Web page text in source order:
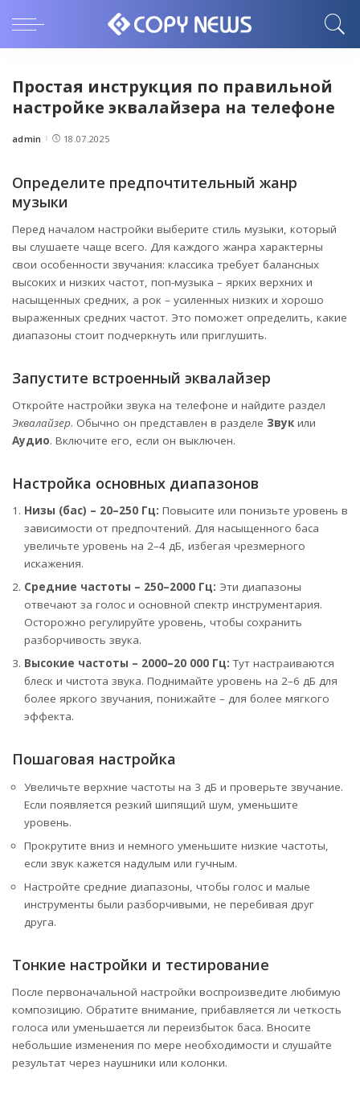
Простая инструкция по правильной
настройке эквалайзера на телефоне
Posted
admin 18.07.2025
Определите предпочтительный жанр
музыки
Перед началом настройки выберите стиль музыки, который
вы слушаете чаще всего. Для каждого жанра характерны
свои особенности звучания: классика требует балансных
высоких и низких частот, поп-музыка – ярких верхних и
насыщенных средних, а рок – усиленных низких и хорошо
выраженных средних частот. Это поможет определить, какие
диапазоны стоит подчеркнуть или приглушить.
Запустите встроенный эквалайзер
Откройте настройки звука на телефоне и найдите раздел
Эквалайзер. Обычно он представлен в разделе Звук или
Аудио. Включите его, если он выключен.
Настройка основных диапазонов
Низы (бас) – 20–250 Гц: Повысите или понизьте уровень в
зависимости от предпочтений. Для насыщенного баса
увеличьте уровень на 2–4 дБ, избегая чрезмерного
искажения.
Средние частоты – 250–2000 Гц: Эти диапазоны
отвечают за голос и основной спектр инструментария.
Осторожно регулируйте уровень, чтобы сохранить
разборчивость звука.
Высокие частоты – 2000–20 000 Гц: Тут настраиваются
блеск и чистота звука. Поднимайте уровень на 2–6 дБ для
более яркого звучания, понижайте – для более мягкого
эффекта.
Пошаговая настройка
Увеличьте верхние частоты на 3 дБ и проверьте звучание.
Если появляется резкий шипящий шум, уменьшите
уровень.
Прокрутите вниз и немного уменьшите низкие частоты,
если звук кажется надулым или гучным.
Настройте средние диапазоны, чтобы голос и малые
инструменты были разборчивыми, не перебивая друг
друга.
Тонкие настройки и тестирование
После первоначальной настройки воспроизведите любимую
композицию. Обратите внимание, прибавляется ли четкость
голоса или уменьшается ли переизбыток баса. Вносите
небольшие изменения по мере необходимости и слушайте
результат через наушники или колонки.